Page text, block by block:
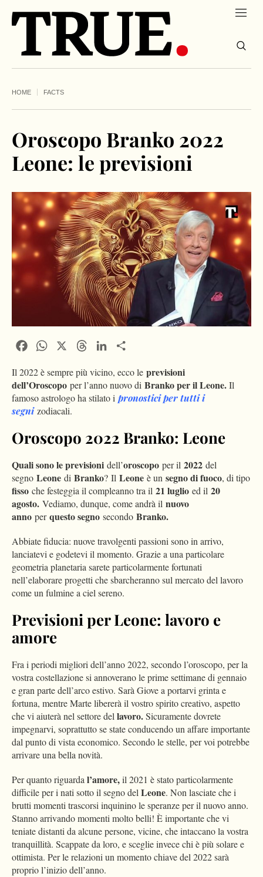
HOME FACTS
Oroscopo Branko 2022
Leone: le previsioni
FacebookWhatsApp ThreadsLinkedIn
Il 2022 è sempre più vicino, ecco le previsioni
dell’Oroscopo per l’anno nuovo di Branko per il Leone.Il
famoso astrologo ha stilato i pronostici per tutti i
segnizodiacali.
Oroscopo 2022 Branko: Leone
Quali sono le previsioni dell’oroscopo per il 2022 del
segno Leone di Branko? Il Leone è un segno di fuoco, di tipo
fisso che festeggia il compleanno tra il 21 luglio ed il 20
agosto. Vediamo, dunque, come andrà il nuovo
anno perquesto segno secondo Branko.
Abbiate fiducia: nuove travolgenti passioni sono in arrivo,
lanciatevi e godetevi il momento. Grazie a una particolare
geometria planetaria sarete particolarmente fortunati
nell’elaborare progetti che sbarcheranno sul mercato del lavoro
come un fulmine a ciel sereno.
Previsioni per Leone: lavoro e
amore
Fra i periodi migliori dell’anno 2022, secondo l’oroscopo, per la
vostra costellazione si annoverano le prime settimane di gennaio
e gran parte dell’arco estivo. Sarà Giove a portarvi grinta e
fortuna, mentre Marte libererà il vostro spirito creativo, aspetto
che vi aiuterà nel settore dellavoro.Sicuramente dovrete
impegnarvi, soprattutto se state conducendo un affare importante
dal punto di vista economico. Secondo le stelle, per voi potrebbe
arrivare una bella novità.
Per quanto riguardal’amore,il 2021 è stato particolarmente
difficile per i nati sotto il segno delLeone. Non lasciate che i
brutti momenti trascorsi inquinino le speranze per il nuovo anno.
Stanno arrivando momenti molto belli! È importante che vi
teniate distanti da alcune persone, vicine, che intaccano la vostra
tranquillità. Scappate da loro, e sceglie invece chi è più solare e
ottimista. Per le relazioni un momento chiave del 2022 sarà
proprio l’inizio dell’anno.